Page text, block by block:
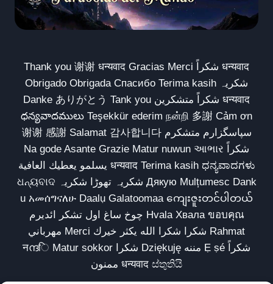
Thank you 谢谢 धन्यवाद Gracias Merci شكراً धन्यवाद
Obrigado Obrigada Спасибо Terima kasih شکریہ
Danke ありがとう Tank you شكراً متشكرين धन्यवाद
ధన్యవాదములు Teşekkür ederim நன்றி 多謝 Cảm ơn
谢谢 感謝 Salamat 감사합니다 سپاسگزارم متشکرم
Na gode Asante Grazie Matur nuwun આભાર شكراً
يسلمو يعطيك العافية धन्यवाद Terima kasih ಧನ್ಯವಾದಗಳು
ଧନ୍ୟବାଦ شکریہ تھوڑا شکریہ Дякую Mulțumesc Dank
u አመሰግናለሁ Daalụ Galatoomaa ကျေးဇူးတင်ပါတယ်
چوخ ساغ اول تشکر ائدیرم Hvala Хвала ขอบคุณ
مهرباني Merci شكرا شكرا الله يكثر خيرك Rahmat
नന്ദि Matur sokkor شكرا Dziękuję مننه Ẹ ṣé شكراً
ممنون धन्यवाद ස්තුතියි